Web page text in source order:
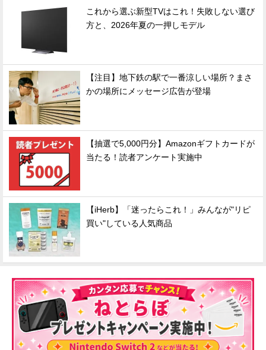
これから選ぶ新型TVはこれ！失敗しない選び
方と、2026年夏の一押しモデル
【注目】地下鉄の駅で一番涼しい場所？まさ
かの場所にメッセージ広告が登場
【抽選で5,000円分】Amazonギフトカードが
当たる！読者アンケート実施中
【iHerb】「迷ったらこれ！」みんなが"リピ
買い"している人気商品